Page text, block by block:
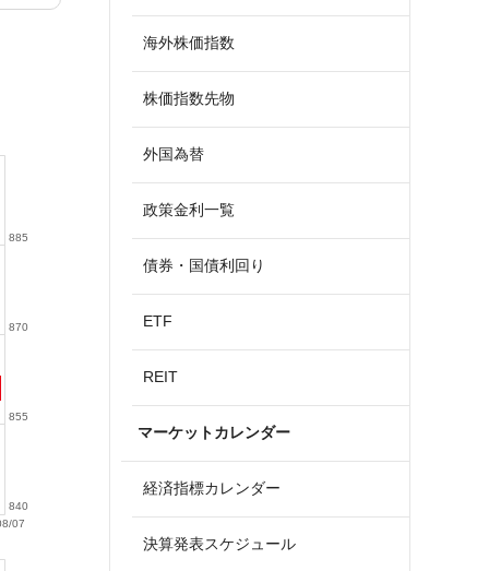
07
840
855
870
885
海外株価指数
株価指数先物
外国為替
政策金利一覧
債券・国債利回り
ETF
REIT
マーケットカレンダー
経済指標カレンダー
決算発表スケジュール